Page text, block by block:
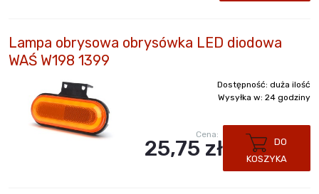
Lampa obrysowa obrysówka LED diodowa
WAŚ W198 1399
Dostępność: duża ilość
Wysyłka w: 24 godziny
Cena:
25,75 zł
DO
KOSZYKA